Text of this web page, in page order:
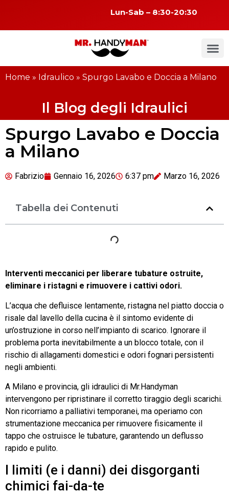
Lun-Sab – 8:30-20:30
Home » Idraulico » Spurgo Lavabo e Doccia a Milano
Il Blog degli Idraulici
Spurgo Lavabo e Doccia
a Milano
Fabrizio Gennaio 16, 2026 6:37 pm Marzo 16, 2026
Tabella dei Contenuti
Interventi meccanici per liberare tubature ostruite,
eliminare i ristagni e rimuovere i cattivi odori.
L’acqua che defluisce lentamente, ristagna nel piatto doccia o
risale dal lavello della cucina è il sintomo evidente di
un’ostruzione in corso nell’impianto di scarico. Ignorare il
problema porta inevitabilmente a un blocco totale, con il
rischio di allagamenti domestici e odori fognari persistenti
negli ambienti.
A Milano e provincia, gli idraulici di Mr.Handyman
intervengono per ripristinare il corretto tiraggio degli scarichi.
Non ricorriamo a palliativi temporanei, ma operiamo con
strumentazione meccanica per rimuovere fisicamente il
tappo che ostruisce le tubature, garantendo un deflusso
rapido e pulito.
I limiti (e i danni) dei disgorganti
chimici fai-da-te